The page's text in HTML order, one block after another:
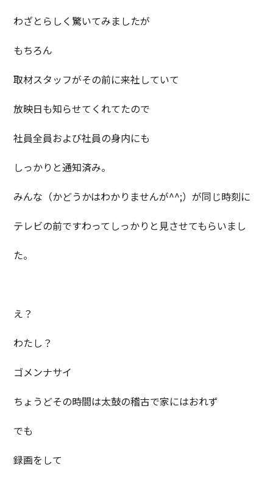
わざとらしく驚いてみましたが
もちろん
取材スタッフがその前に来社していて
放映日も知らせてくれてたので
社員全員および社員の身内にも
しっかりと通知済み。
みんな（かどうかはわかりませんが^^;）が同じ時刻に
テレビの前ですわってしっかりと見させてもらいまし
た。
え？
わたし？
ゴメンナサイ
ちょうどその時間は太鼓の稽古で家にはおれず
でも
録画をして